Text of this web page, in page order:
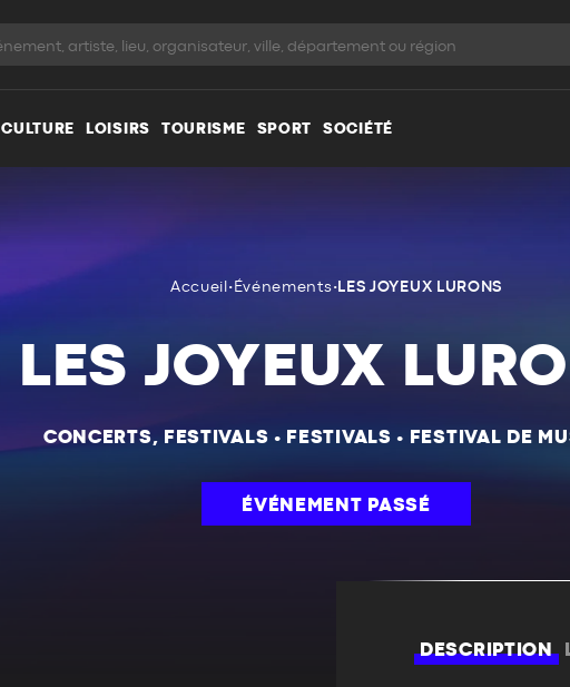
CULTURE LOISIRS TOURISME SPORT SOCIÉTÉ
Accueil • Événements•LES JOYEUX LURONS
LES JOYEUX
CONCERTS, FESTIVALS • FESTIVALS • FESTIVAL DE
ÉVÉNEMENT PASSÉ
DESCRIPTION